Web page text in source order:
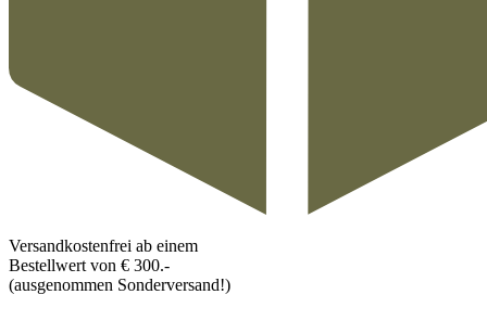
Versandkostenfrei ab einem
Bestellwert von € 300.-
(ausgenommen Sonderversand!)